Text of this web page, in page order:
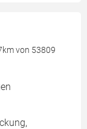
von 53809